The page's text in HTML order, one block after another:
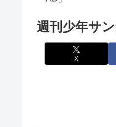
週刊少年サ
X